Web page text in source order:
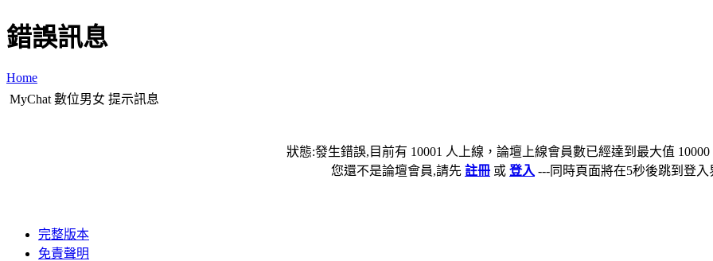
錯誤訊息
Home
MyChat 數位男女 提示訊息
狀態:發生錯誤,目前有 10001 人上線，論壇上線會員數已經達到最大值
您還不是論壇會員,請先 註冊 或 登入 ---同時頁面將在5秒後跳到登入
完整版本
免責聲明